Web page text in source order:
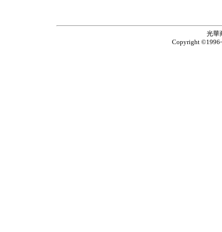
光華
Copyright